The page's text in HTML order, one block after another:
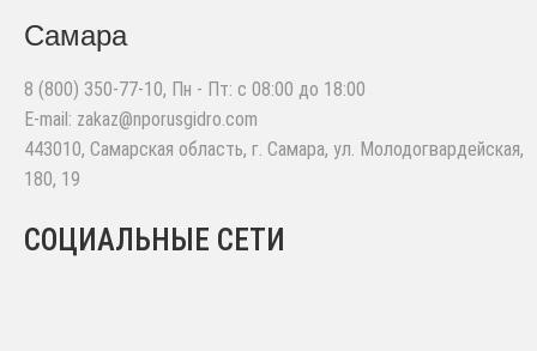
Самара
8 (800) 350-77-10, Пн - Пт: с 08:00 до 18:00
E-mail: zakaz@nporusgidro.com
443010, Самарская область, г. Самара, ул. Молодогвардейская,
180, 19
СОЦИАЛЬНЫЕ СЕТИ